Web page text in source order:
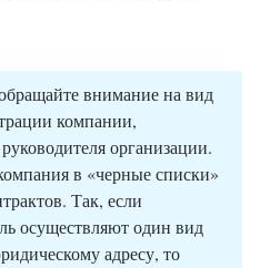
внимание на вид
компании,
организации.
в «черные списки»
Так, если
осуществляют один вид
адресу, то